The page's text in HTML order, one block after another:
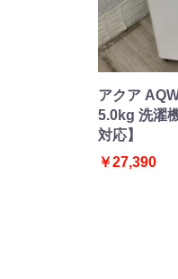
アクア
5.0kg 洗濯
対応】
￥27,390